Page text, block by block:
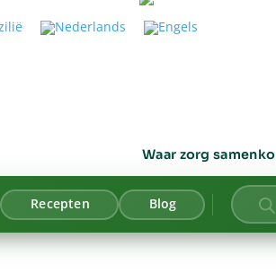
Waar zorg
Recepten Blog